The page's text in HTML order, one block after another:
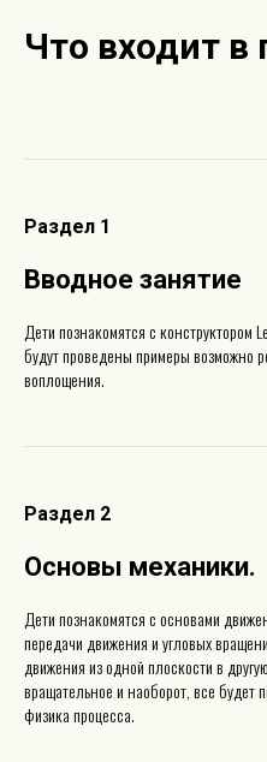
Что входит в
Раздел 1
Вводное занятие
Дети познакомятся с конструктором
будут проведены примеры возможно
воплощения.
Раздел 2
Основы механики.
Дети познакомятся с основами
передачи движения и угловых
движения из одной плоскости в
вращательное и наоборот, все будет
физика процесса.